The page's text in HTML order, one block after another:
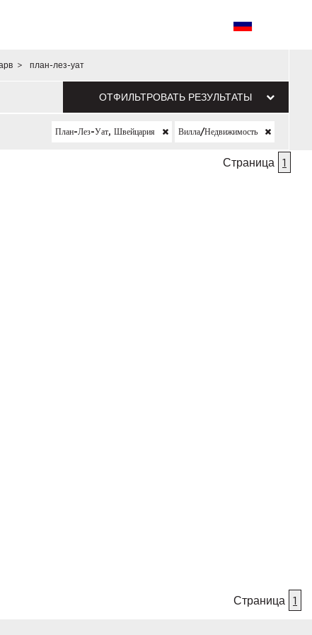
> план-лез-уат
ОТФИЛЬТРОВАТЬ РЕЗУЛЬТАТЫ
План-Лез-Уат, Швейцария Вилла/недвижимость
Страница 1
Страница 1